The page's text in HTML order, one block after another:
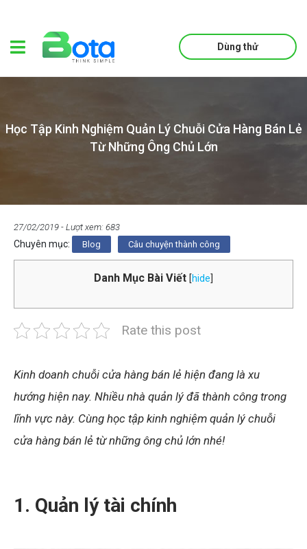
Dùng thử
Học Tập Kinh Nghiệm Quản Lý Chuỗi Cửa Hàng Bán Lẻ
Từ Những Ông Chủ Lớn
27/02/2019 - Lượt xem: 683
Chuyên mục: Blog Câu chuyện thành công
Danh Mục Bài Viết [hide
Rate this post
Kinh doanh chuỗi cửa hàng bán lẻ hiện đang là xu
hướng hiện nay. Nhiều nhà quản lý đã thành công trong
lĩnh vực này. Cùng học tập kinh nghiệm quản lý chuỗi
cửa hàng bán lẻ từ những ông chủ lớn nhé!
1. Quản lý tài chính